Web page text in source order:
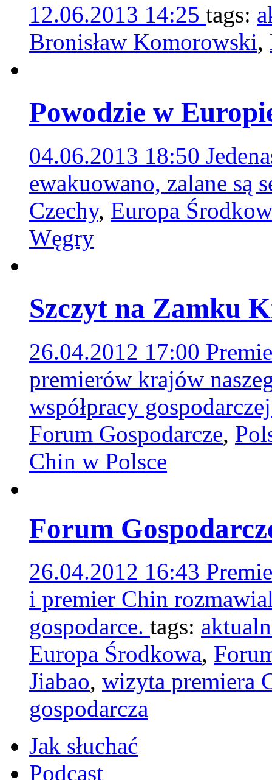
12.06.2013 14:25 tags:
Bronisław Komorowski,
Powodzie w
04.06.2013 18:50
ewakuowano, zalane są
Czechy, Europa
Węgry
Szczyt na Zamku
26.04.2012 17:00
premierów krajów
współpracy
Forum Gospodarcze,
Chin w Polsce
Forum
26.04.2012 16:43
i premier Chin
gospodarce. tags:
Europa Środkowa,
Jiabao, wizyta premiera
gospodarcza
Jak słuchać
Podcast